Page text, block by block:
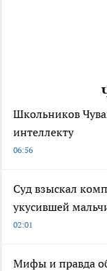
Школьников
интеллекту
06:56
Суд взыскал
укусившей
02:01
Мифы и правда